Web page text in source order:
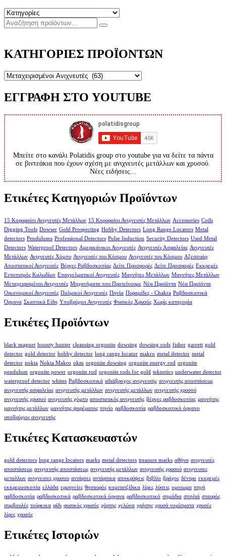
ΚΑΤΗΓΟΡΙΕΣ ΠΡΟΪΟΝΤΩΝ
ΕΓΓΡΑΦΗ ΣΤΟ YOUTUBE
Μπείτε στο κανάλι Polatidis group στο youtube για να δείτε τα πάντα
σε βιντεάκια που έχουν σχέση με ανιχνευτές μετάλλων και χρυσού.
Νέες ειδήσεις...
Ετικέτες Κατηγοριών Προϊόντων
15 Κορυφαίοι Ανιχνευτές Μετάλλων 15 Κορυφαίοι Ανιχνευτές Μετάλλων Accessories Coils
Digging Tools Dowser Gold Prospecting Hobby Detectors Long Range Locators Metal
detectors Pendulums Professional Detectors Pulse Induction Security Detectors Used Metal
Detectors Waterproof Detectors Αμερικάνικοι Ανιχνευτές Ανιχνευτές Ασφαλείας Ανιχνευτές
Μετάλλων Ανιχνευτές Χόμπυ Ανιχνευτές του Κόσμου Ανιχνευτές του Κόσμου Αξεσουάρ
Αποστατικοί Ανιχνευτές Βέργες Ραβδοσκοπίας Δείτε Προσφορές Δείτε Προσφορές Εκκρεμές
Εντοπισμός Καλωδίων Επαγγελματικοί Ανιχνευτές Μαγνήτες Μετάλλων Μαγνήτες Μετάλλων
Μεταχειρισμένοι Ανιχνευτές Μηχανήματα που Προτείνουμε Νέα Προϊόντα Νέα Προϊόντα
Οικονομικοί Ανιχνευτές Παλμικοί Ανιχνευτές Πηνία Πυραμίδες - Chakra Ραβδοσκοπικά
Όργανα Σκαπτικά Είδη Υποβρύχιοι Ανιχνευτές Φυσικός Χρυσός Χωρίς κατηγορία
Ετικέτες Προϊόντων
black magnet bounty hunter cleansing orgonite dowsing dowsing rods fisher garrett gold
detector gold detector hobby detector long range locator makro metal detector metal
detector nokta Nokta Makro okm orgonite dowsing orgonite energy rod orgonite
pendulum orgonite power orgonite rod orgonite rods for gold teknetics underwater detector
waterproof detector whites Ραβδοσκοπικά αδιάβροχος ανιχνευτής ανιχνευτής αποστάσεως
ανιχνευτής ασφαλείας ανιχνευτής μετάλλων ανιχνευτής μετάλλων ανιχνευτής χρυσού
ανιχνευτής χρυσού ανιχνευτής χόμπυ αποστατικός ανιχνευτής βέργες ραβδοσκοπίας μαγνήτης
μαγνήτης μετάλλων μαγνήτης ψαρέματος πηνίο ραβδοσκοπία ραβδοσκοπικό όργανο
υποβρύχιος ανιχνευτής
Ετικέτες Κατασκευαστών
gold detectors long range locators marks metal detectors treasure marks αθήνα ανιχνευτές
αποστάσεως ανιχνευτής αποστάσεως ανιχνευτής μετάλλων ανιχνευτής χρυσού ανιχνευτες
μεταλλων ανιχνευτες χρυσου αντάρτες αντάρτικα αποκρύψεις βιβλίο βράχος δέντρο εκκρεμές
εκκρεμοσκοπία ελλάδα ερμηνείες θησαυρός κομιτατζίδικα λίρες λύσεις ομοιωμα πηγή
ραβδοσκοπία ραβδοσκοπικά ραβδοσκοπικά όργανα ραβδοσκοπικό σημάδια σπηλιά σταυρός
συμβουλές τούρκικα φίδι φυσικός χρυσός χάρτης χελώνα χρήσης χρυσά νομίσματα χρυσές
λίρες χρυσός
Ετικέτες Ιστοριών